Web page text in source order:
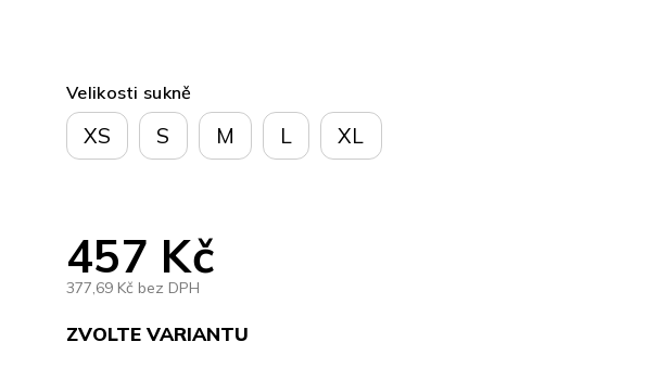
457 Kč
377,69 Kč bez DPH
ZVOLTE VARIANTU
Velikosti sukně
XS S M L XL